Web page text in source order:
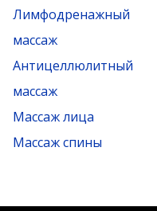
Лимфодренажный
массаж
Антицеллюлитный
массаж
Массаж лица
Массаж спины